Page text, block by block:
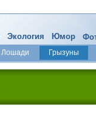
Лошади
Грызуны
Экология Юмор